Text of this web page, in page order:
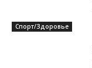
Спорт/Здоровье